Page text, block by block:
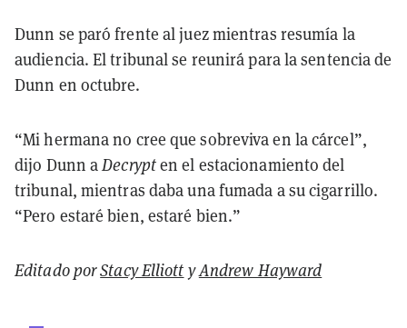
Dunn se paró frente al juez mientras resumía la
audiencia. El tribunal se reunirá para la sentencia de
Dunn en octubre.
“Mi hermana no cree que sobreviva en la cárcel”,
dijo Dunn aDecrypten el estacionamiento del
tribunal, mientras daba una fumada a su cigarrillo.
“Pero estaré bien, estaré bien.”
Editado porStacy Elliott yAndrew Hayward